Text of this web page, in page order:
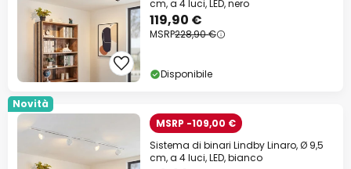
cm, a 4 luci, LED, nero
119,90 €
MSRP228,90 €
Disponibile
Novità
MSRP -109,00 €
Sistema di binari Lindby Linaro, Ø 9,5
cm, a 4 luci, LED, bianco